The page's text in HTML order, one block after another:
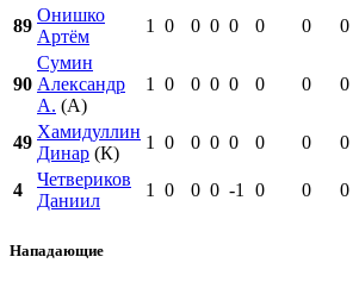
89
Онишко
Артём
1 0 0 0 0 0 0 0
90
Сумин
Александр
А. (А)
1 0 0 0 0 0 0 0
49
Хамидуллин
Динар (К)
1 0 0 0 0 0 0 0
4
Четвериков
Даниил
1 0 0 0 -1 0 0 0
Нападающие